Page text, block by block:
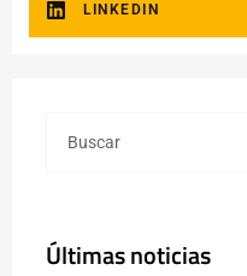
LINKEDIN
Últimas noticias